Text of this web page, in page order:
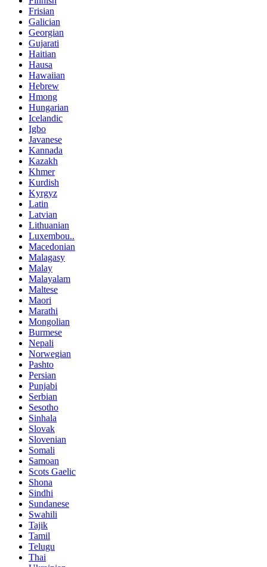
Frisian
Galician
Georgian
Gujarati
Haitian
Hausa
Hawaiian
Hebrew
Hmong
Hungarian
Icelandic
Igbo
Javanese
Kannada
Kazakh
Khmer
Kurdish
Kyrgyz
Latin
Latvian
Lithuanian
Luxembou..
Macedonian
Malagasy
Malay
Malayalam
Maltese
Maori
Marathi
Mongolian
Burmese
Nepali
Norwegian
Pashto
Persian
Punjabi
Serbian
Sesotho
Sinhala
Slovak
Slovenian
Somali
Samoan
Scots Gaelic
Shona
Sindhi
Sundanese
Swahili
Tajik
Tamil
Telugu
Thai